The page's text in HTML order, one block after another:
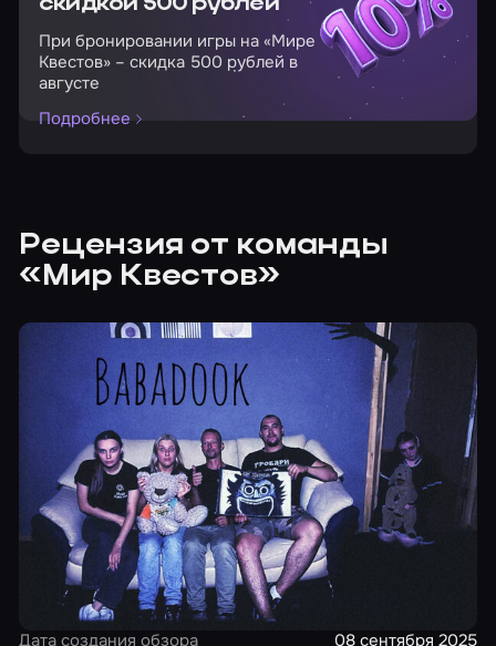
При бронировании игры на «Мире
Квестов» – скидка 500 рублей в
августе
Подробнее
Рецензия от команды
«Мир Квестов»
Дата создания обзора 08 сентября 2025